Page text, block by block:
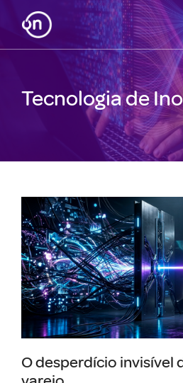
Tecnologia de
O desperdício invisível